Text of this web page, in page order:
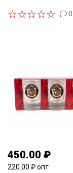
0
450.00 ₽
220.00 ₽ опт